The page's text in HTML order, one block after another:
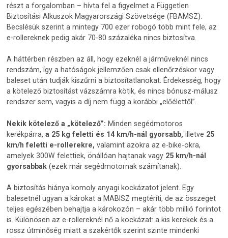
részt a forgalomban – hívta fel a figyelmet a Független
Biztosítási Alkuszok Magyarországi Szövetsége (FBAMSZ).
Becslésük szerint a mintegy 700 ezer robogó több mint fele, az
e-rollereknek pedig akár 70-80 százaléka nincs biztosítva.
A háttérben részben az áll, hogy ezeknél a járműveknél nincs
rendszám, így a hatóságok jellemzően csak ellenőrzéskor vagy
baleset után tudják kiszűrni a biztosítatlanokat. Érdekesség, hogy
a kötelező biztosítást vázszámra kötik, és nincs bónusz-málusz
rendszer sem, vagyis a díj nem függ a korábbi „előélettől”.
Nekik kötelező a „kötelező”: Minden segédmotoros
kerékpárra,a 25 kg feletti és 14 km/h-nál gyorsabb, illetve 25
km/h feletti e-rollerekre, valamint azokra az e-bike-okra,
amelyek 300W felettiek, önállóan hajtanak vagy 25 km/h-nál
gyorsabbak(ezek már segédmotornak számítanak).
A biztosítás hiánya komoly anyagi kockázatot jelent. Egy
balesetnél ugyan a károkat a MABISZ megtéríti, de az összeget
teljes egészében behajtja a károkozón – akár több millió forintot
is. Különösen az e-rollereknél nő a kockázat: a kis kerekek és a
rossz útminőség miatt a szakértők szerint szinte mindenki